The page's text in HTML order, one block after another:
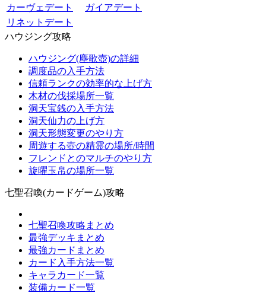
カーヴェデート
ガイアデート
リネットデート
ハウジング攻略
ハウジング(塵歌壺)の詳細
調度品の入手方法
信頼ランクの効率的な上げ方
木材の伐採場所一覧
洞天宝銭の入手方法
洞天仙力の上げ方
洞天形態変更のやり方
周遊する壺の精霊の場所/時間
フレンドとのマルチのやり方
旋曜玉帛の場所一覧
七聖召喚(カードゲーム)攻略
七聖召喚攻略まとめ
最強デッキまとめ
最強カードまとめ
カード入手方法一覧
キャラカード一覧
装備カード一覧